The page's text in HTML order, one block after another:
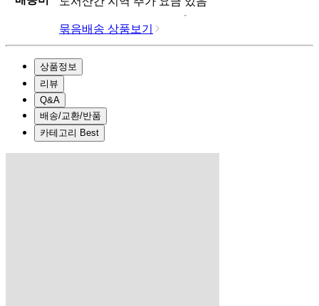
묶음배송 상품보기
상품정보
리뷰
Q&A
배송/교환/반품
카테고리 Best